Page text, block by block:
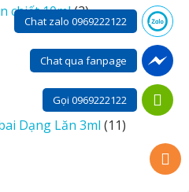
chiết 10ml 22
sản
phẩm
Dạng Lăn 3ml 1111
phẩm
Chat zalo 0969222122
Chat qua fanpage
Gọi 0969222122